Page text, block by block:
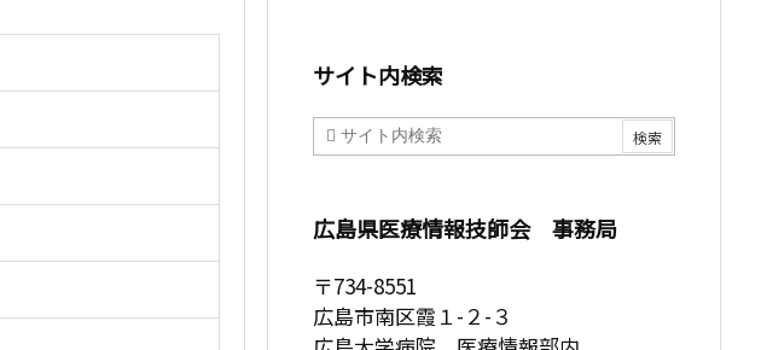
サイト内検索
広島県医療情報技師会 事務局
〒734-8551
広島市南区霞１-２-３